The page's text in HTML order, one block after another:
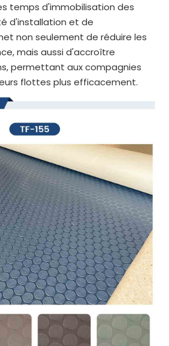
temps d'immobilisation des
d'installation et de
non seulement de réduire les
mais aussi d'accroître
permettant aux compagnies
flottes plus efficacement.